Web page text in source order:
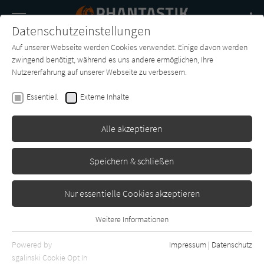
SUCHE
Buch-
Entdecker
Forum Charts
Amy Ratcliffe
The Art of God of War:
Dark Horse Books
Datenschutzeinstellungen
Auf unserer Webseite werden Cookies verwendet. Einige davon werden
zwingend benötigt, während es uns andere ermöglichen, Ihre
Nutzererfahrung auf unserer Webseite zu verbessern.
Essentiell Externe Inhalte
Alle akzeptieren
Speichern & schließen
Nur essentielle Cookies akzeptieren
Essentielle Cookies werden für grundlegende Funktionen der
Webseite benötigt. Dadurch ist gewährleistet, dass die Webseite
Weitere Informationen
Powered by
sgalinski Cookie Opt In
Impressum | Datenschutz